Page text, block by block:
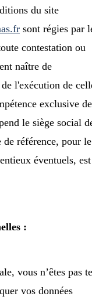
du site
sont régies par
contestation ou
naître de
l'exécution de
exclusive
le siège social
de référence, pour le
éventuels,
:
vous n’êtes pas
vos données